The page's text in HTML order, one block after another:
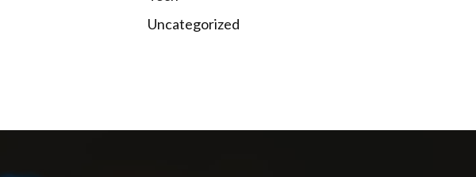
Uncategorized